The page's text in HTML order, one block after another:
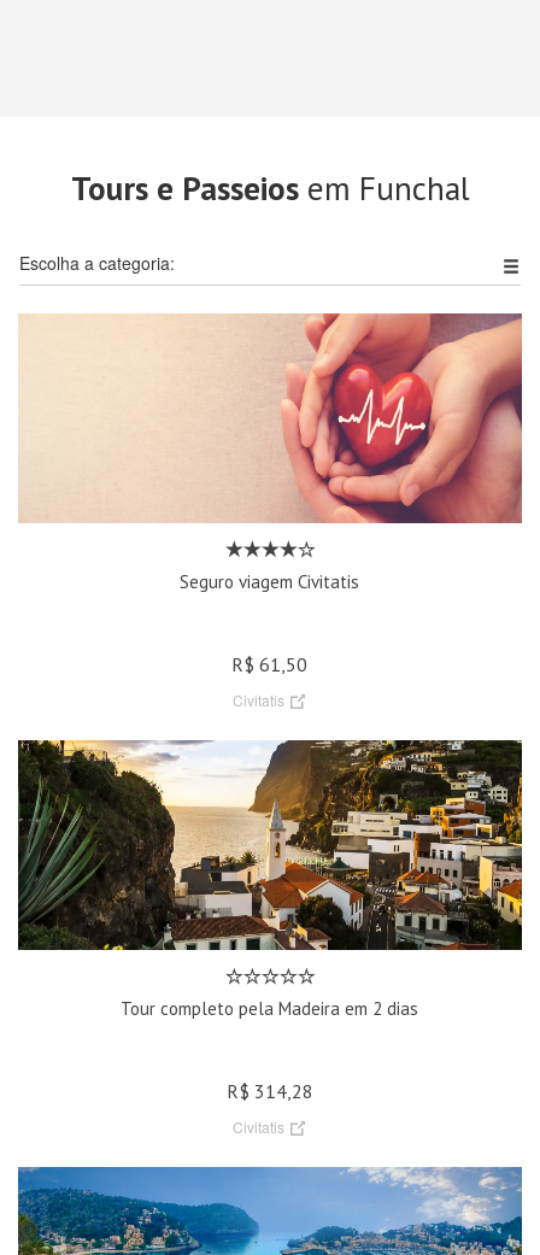
Tours e Passeiosem Funchal
Escolha a categoria:
Seguro viagem Civitatis
R$ 61,50
Civitatis
Tour completo pela Madeira em 2 dias
R$ 314,28
Civitatis